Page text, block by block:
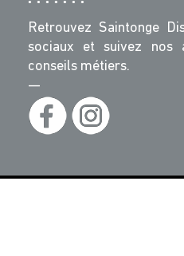
Retrouvez Saintonge
sociaux et suivez nos
conseils métiers.
—